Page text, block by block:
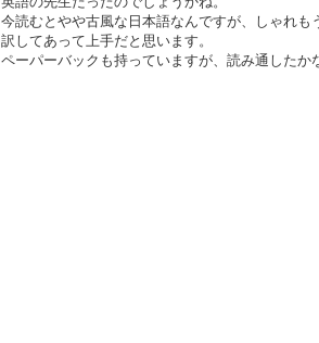
今読むとやや古風な日本語なんですが、しゃれも
訳してあって上手だと思います。
ペーパーバックも持っていますが、読み通したか